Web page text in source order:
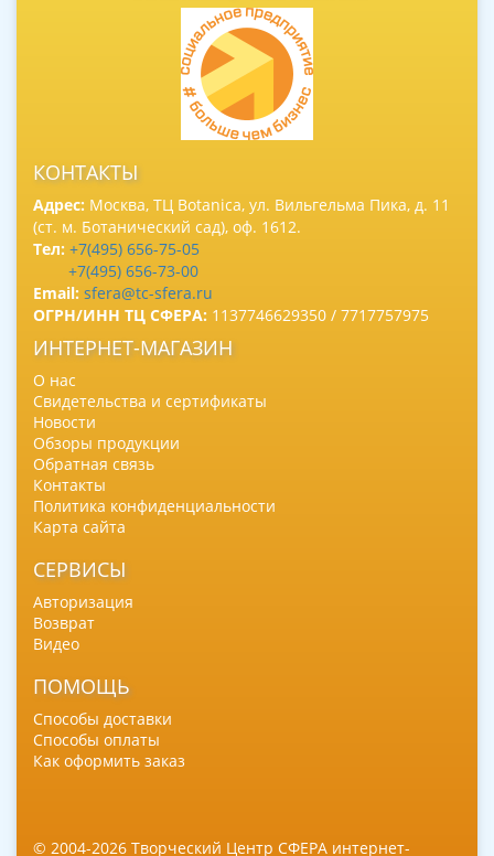
КОНТАКТЫ
Адрес: Москва, ТЦ Botanica, ул. Вильгельма Пика, д. 11
(ст. м. Ботанический сад), оф. 1612.
Тел: +7(495) 656-75-05
+7(495) 656-73-00
Email: sfera@tc-sfera.ru
ОГРН/ИНН ТЦ СФЕРА: 1137746629350 / 7717757975
ИНТЕРНЕТ-МАГАЗИН
О нас
Свидетельства и сертификаты
Новости
Обзоры продукции
Обратная связь
Контакты
Политика конфиденциальности
Карта сайта
СЕРВИСЫ
Авторизация
Возврат
Видео
ПОМОЩЬ
Способы доставки
Способы оплаты
Как оформить заказ
© 2004-2026 Творческий Центр СФЕРА интернет-